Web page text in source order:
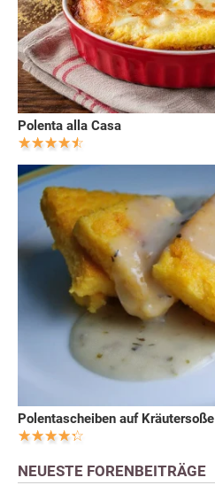
Polenta alla Casa
Polentascheiben auf Kräutersoße
NEUESTE FORENBEITRÄGE